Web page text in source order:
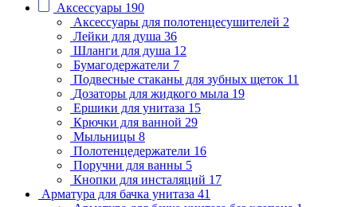
Аксессуары 190
Аксессуары для полотенцесушителей 2
Лейки для душа 36
Шланги для душа 12
Бумагодержатели 7
Подвесные стаканы для зубных щеток 11
Дозаторы для жидкого мыла 19
Ершики для унитаза 15
Крючки для ванной 29
Мыльницы 8
Полотенцедержатели 16
Поручни для ванны 5
Кнопки для инсталяций 17
Арматура для бачка унитаза 41